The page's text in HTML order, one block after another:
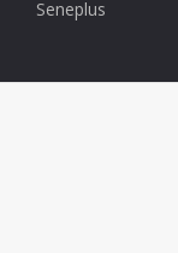
Seneplus